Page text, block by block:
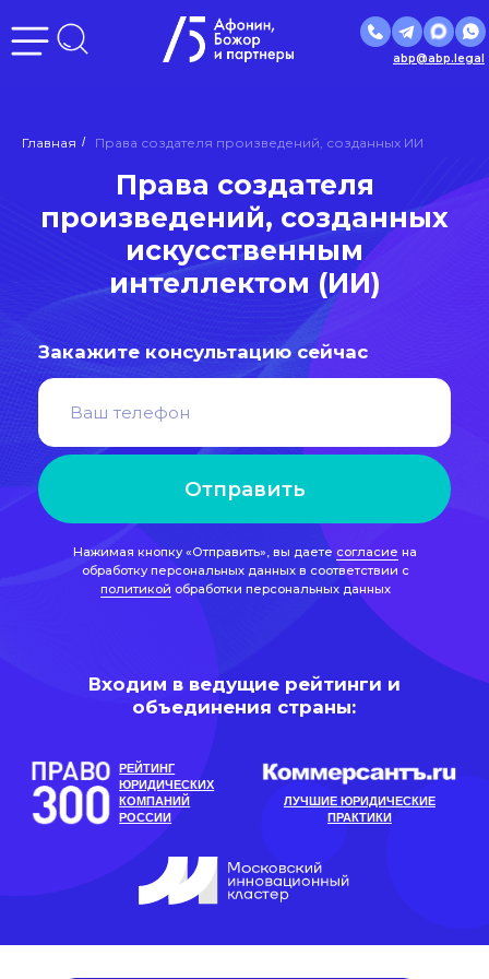
abp@abp.legal
Главная / Права создателя произведений, созданных ИИ
Права создателя
произведений, созданных
искусственным
интеллектом (ИИ)
Входим в ведущие рейтинги и
объединения страны:
Закажите консультацию сейчас
Отправить
обработку персональных данных в соответствии с
политикой обработки персональных данных
РЕЙТИНГ
КОМПАНИЙ
ЛУЧШИЕ ЮРИДИЧЕСКИЕ